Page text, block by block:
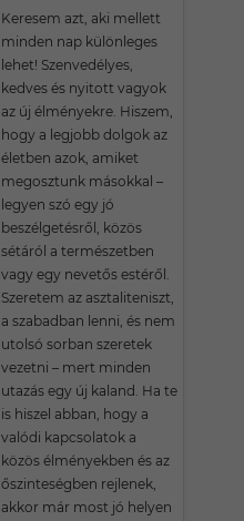
Keresem azt, aki mellett
minden nap különleges
lehet! Szenvedélyes,
kedves és nyitott vagyok
az új élményekre. Hiszem,
hogy a legjobb dolgok az
életben azok, amiket
megosztunk másokkal –
legyen szó egy jó
beszélgetésről, közös
sétáról a természetben
vagy egy nevetős estéről.
Szeretem az asztaliteniszt,
a szabadban lenni, és nem
utolsó sorban szeretek
vezetni – mert minden
utazás egy új kaland. Ha te
is hiszel abban, hogy a
valódi kapcsolatok a
közös élményekben és az
őszinteségben rejlenek,
akkor már most jó helyen